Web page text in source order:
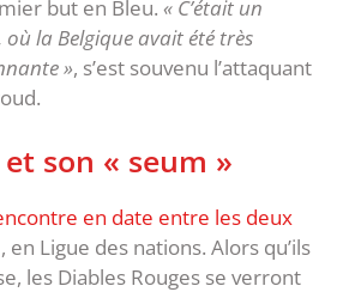
but en Bleu. « C’était un
la Belgique avait été très
», s’est souvenu l’attaquant
son « seum »
en date entre les deux
en Ligue des nations. Alors qu’ils
les Diables Rouges se verront